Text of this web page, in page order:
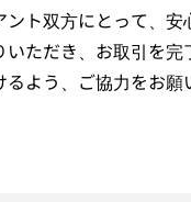
ント双方にとって、
いただき、お取引を
よう、ご協力をお願